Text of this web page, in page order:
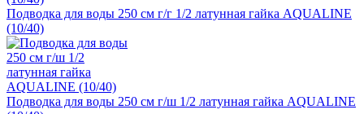
Подводка для воды 250 см г/г 1/2 латунная гайка AQUALINE
(10/40)
Подводка для воды 250 см г/ш 1/2 латунная гайка AQUALINE